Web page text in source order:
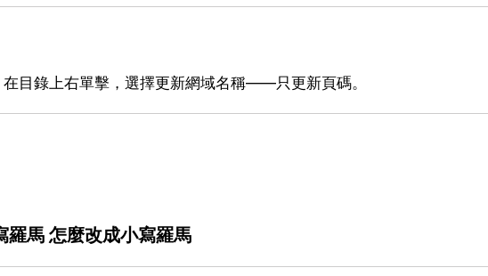
目錄上右單擊，選擇更新網域名稱——只更新頁碼。
馬 怎麼改成小寫羅馬